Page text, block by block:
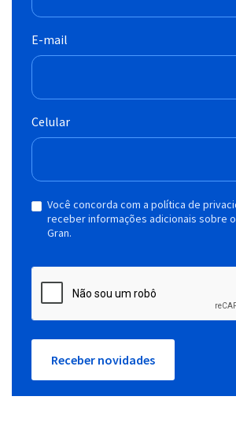
E-mail
Celular
Você concorda com a política de
receber informações adicionais sobre
Gran.
Receber novidades